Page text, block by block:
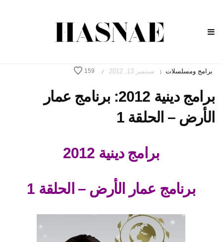
برامج ومسلسلات | سبتمبر 13, 2012 /
159
برامج دينية 2012: برنامج عمار
الأرض – الحلقة 1
برامج دينية 2012
برنامج عمار الأرض – الحلقة 1